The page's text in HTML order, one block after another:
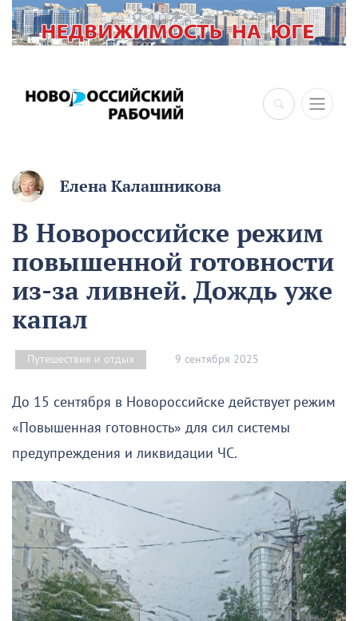
×
Елена Калашникова
В Новороссийске режим
повышенной готовности
из-за ливней. Дождь уже
капал
Путешествия и отдых 9 сентября 2025
До 15 сентября в Новороссийске действует режим
«Повышенная готовность» для сил системы
предупреждения и ликвидации ЧС.